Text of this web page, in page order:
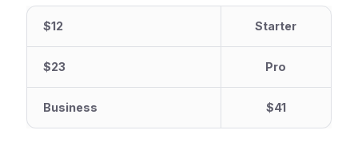
$12 Starter
$23 Pro
Business $41